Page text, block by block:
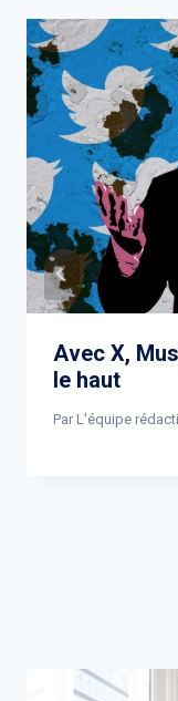
Avec X,
le haut
Par L'équipe